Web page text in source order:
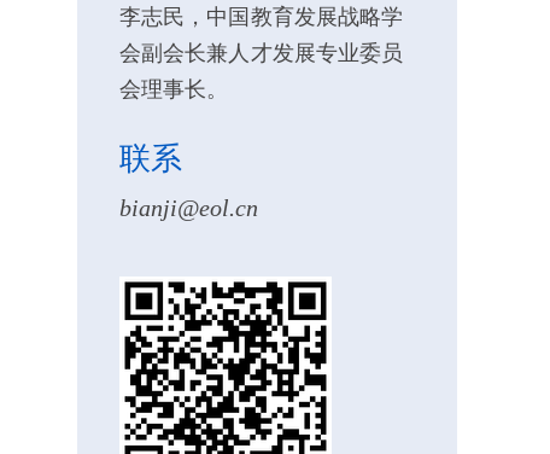
李志民，中国教育发展战略学
会副会长兼人才发展专业委员
会理事长。
联系
bianji@eol.cn